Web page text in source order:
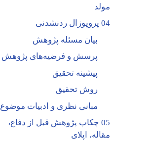
مولد
04 پروپوزال ردنشدنی
بیان مسئله پژوهش
پرسش و فرضیه‌های پژوهش
پیشینه تحقیق
روش تحقیق
مبانی نظری و ادبیات موضوع
05 چکاپ پژوهش قبل از دفاع،
مقاله، اپلای